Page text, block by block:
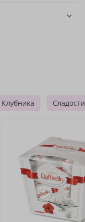
Клубника Сладости